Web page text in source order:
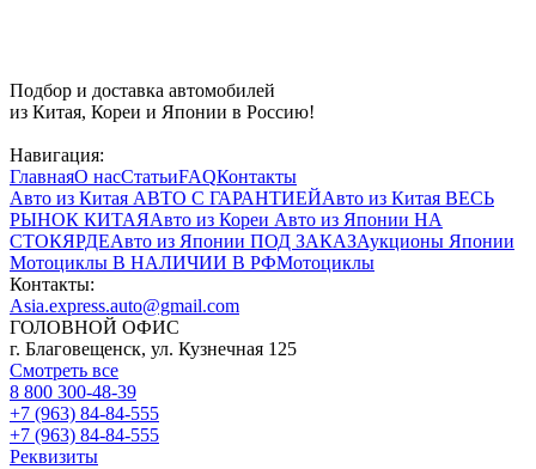
Подбор и доставка автомобилей
из Китая, Кореи и Японии в Россию!
Навигация:
ГлавнаяО насСтатьиFAQКонтакты
Авто из Китая АВТО С ГАРАНТИЕЙАвто из Китая ВЕСЬ
РЫНОК КИТАЯАвто из Кореи Авто из Японии НА
СТОКЯРДЕАвто из Японии ПОД ЗАКАЗАукционы Японии
Мотоциклы В НАЛИЧИИ В РФМотоциклы
Контакты:
Asia.express.auto@gmail.com
ГОЛОВНОЙ ОФИС
г. Благовещенск, ул. Кузнечная 125
Смотреть все
8 800 300-48-39
+7 (963) 84-84-555
+7 (963) 84-84-555
Реквизиты